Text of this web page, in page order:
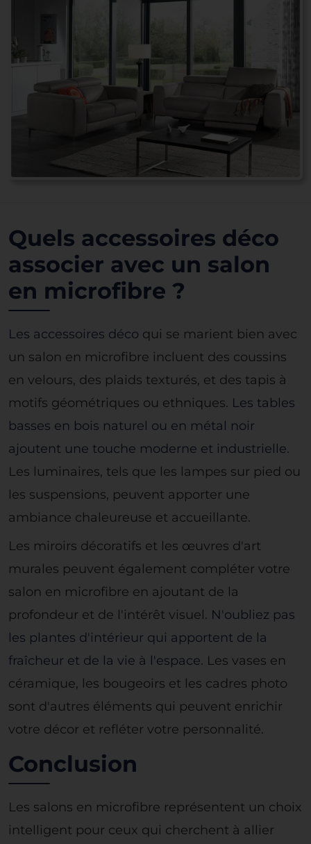
Quels accessoires déco
associer avec un salon
en microfibre ?
Les accessoires déco qui se marient bien avec
un salon en microfibre incluent des coussins
en velours, des plaids texturés, et des tapis à
motifs géométriques ou ethniques. Les tables
basses en bois naturel ou en métal noir
ajoutent une touche moderne et industrielle.
Les luminaires, tels que les lampes sur pied ou
les suspensions, peuvent apporter une
ambiance chaleureuse et accueillante.
Les miroirs décoratifs et les œuvres d'art
murales peuvent également compléter votre
salon en microfibre en ajoutant de la
profondeur et de l'intérêt visuel. N'oubliez pas
les plantes d'intérieur qui apportent de la
fraîcheur et de la vie à l'espace. Les vases en
céramique, les bougeoirs et les cadres photo
sont d'autres éléments qui peuvent enrichir
votre décor et refléter votre personnalité.
Conclusion
Les salons en microfibre représentent un choix
intelligent pour ceux qui cherchent à allier